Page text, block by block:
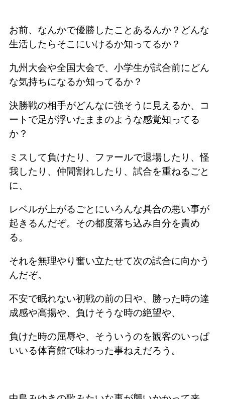
お前、なんかで優勝したことあるんか？どんな
生活したらそこにいけるか知ってるか？
九州大会や全国大会で、小学生が試合前にどん
な気持ちになるか知ってるか？
決勝戦の相手がどんなに強そうに見えるか、コ
ートで足が浮いたままのような感覚知ってる
か？
ミスして負けたり、ファールで退場したり、怪
我したり、仲間割れしたり、試合を重ねるごと
に、
レベルが上がるごとにいろんな具合の悪い事が
起きるんだぞ。その都度落ち込み自分を責め
る。
それを無理やり奮い立たせて次の試合に向かう
んだぞ。
不安で眠れない初戦の前の日や、勝った時の達
成感や高揚や、負けそうな時の絶望や、
負けた時の屈辱や、そういうのを観客のいっぱ
いいる体育館で味わった事ねえだろう。